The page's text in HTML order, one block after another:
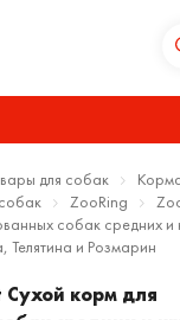
для собак
ZooRing
собак средних
и Розмарин
корм для